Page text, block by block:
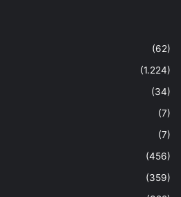
(62)
(1.224)
(34)
(7)
(7)
(456)
(359)